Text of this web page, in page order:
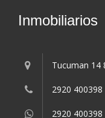
Inmobiliarios
Tucuman 14
2920 400398
2920 400398